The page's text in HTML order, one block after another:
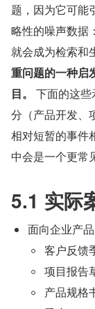
题，因为它可能
略性的噪声数据
就会成为检索和
重问题的一种启
目。
下面的这
分（产品开发、
相对短暂的事件
中会是一个更常
5.1 实际
面向企业产
客户反馈
项目报告
产品规格